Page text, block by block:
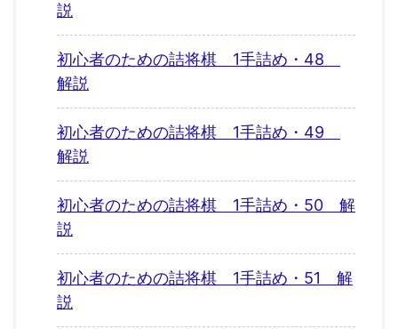
説
初心者のための詰将棋 1手詰め・48
解説
初心者のための詰将棋 1手詰め・49
解説
初心者のための詰将棋 1手詰め・50 解
説
初心者のための詰将棋 1手詰め・51 解
説